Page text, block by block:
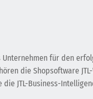
Unternehmen für den
die Shopsoftware
die JTL-Business-